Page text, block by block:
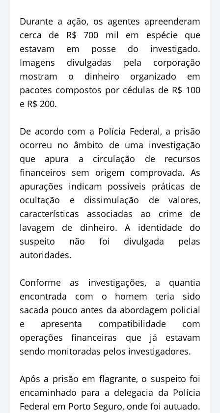
Durante a ação, os agentes apreenderam
cerca de R$ 700 mil em espécie que
estavam em posse do investigado.
Imagens divulgadas pela corporação
mostram o dinheiro organizado em
pacotes compostos por cédulas de R$ 100
e R$ 200.
De acordo com a Polícia Federal, a prisão
ocorreu no âmbito de uma investigação
que apura a circulação de recursos
financeiros sem origem comprovada. As
apurações indicam possíveis práticas de
ocultação e dissimulação de valores,
características associadas ao crime de
lavagem de dinheiro. A identidade do
suspeito não foi divulgada pelas
autoridades.
Conforme as investigações, a quantia
encontrada com o homem teria sido
sacada pouco antes da abordagem policial
e apresenta compatibilidade com
operações financeiras que já estavam
sendo monitoradas pelos investigadores.
Após a prisão em flagrante, o suspeito foi
encaminhado para a delegacia da Polícia
Federal em Porto Seguro, onde foi autuado.